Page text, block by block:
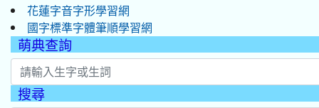
花蓮字音字形學習網
國字標準字體筆順學習網
萌典查詢
搜尋